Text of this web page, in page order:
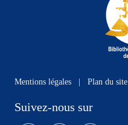
Mentions légales Plan du site
Suivez-nous sur